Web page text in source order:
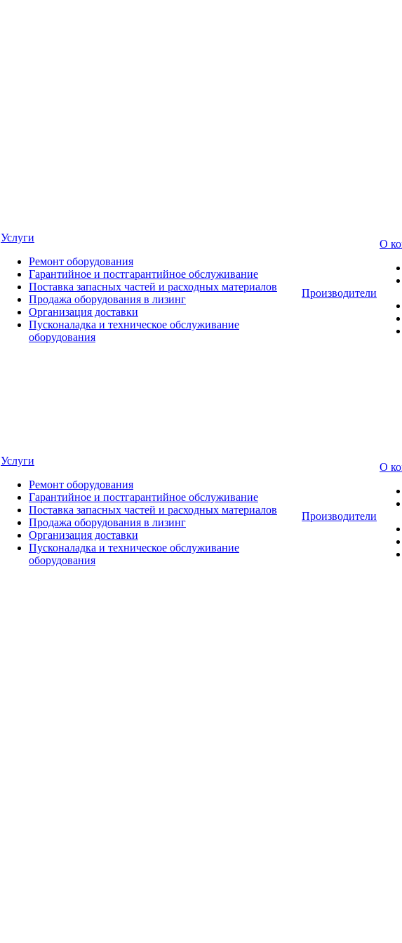
Услуги
Ремонт оборудования
Гарантийное и постгарантийное обслуживание
Поставка запасных частей и расходных материалов
Продажа оборудования в лизинг
Организация доставки
Пусконаладка и техническое обслуживание
оборудования
Производители
О
Услуги
Ремонт оборудования
Гарантийное и постгарантийное обслуживание
Поставка запасных частей и расходных материалов
Продажа оборудования в лизинг
Организация доставки
Пусконаладка и техническое обслуживание
оборудования
Производители
О